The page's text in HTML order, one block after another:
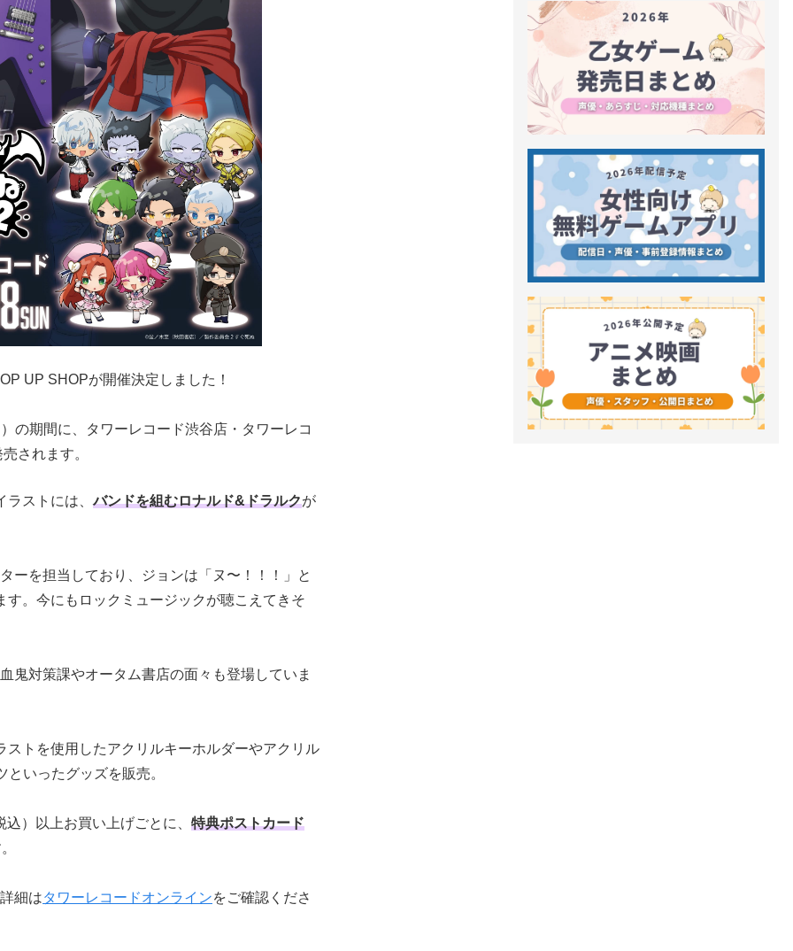
UP SHOPが開催決定しました！
の期間に、タワーレコード渋谷店・タワーレコ
されます。
ラストには、バンドを組むロナルド&ドラルクが
ーを担当しており、ジョンは「ヌ〜！！！」と
。今にもロックミュージックが聴こえてきそ
鬼対策課やオータム書店の面々も登場していま
トを使用したアクリルキーホルダーやアクリル
いったグッズを販売。
）以上お買い上げごとに、 特典ポストカード
細はタワーレコードオンラインをご確認くださ